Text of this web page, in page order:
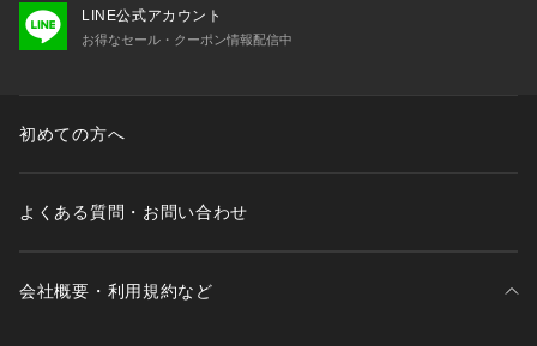
LINE公式アカウント
お得なセール・クーポン情報配信中
初めての方へ
よくある質問・お問い合わせ
会社概要・利用規約など